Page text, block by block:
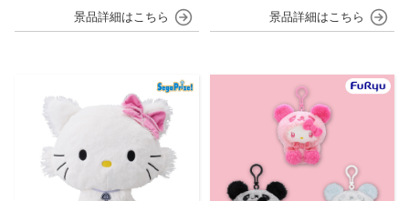
ー・リーフィア～おひるねver.
ィ・ニンフィア～おひるねver.